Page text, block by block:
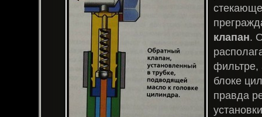
клапан.
фильтре,
блоке
правда